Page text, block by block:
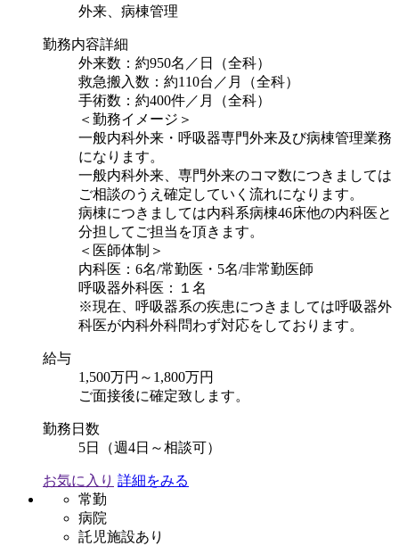
外来、病棟管理
勤務内容詳細
外来数：約950名／日（全科）
救急搬入数：約110台／月（全科）
手術数：約400件／月（全科）
＜勤務イメージ＞
一般内科外来・呼吸器専門外来及び病棟管理業務
になります。
一般内科外来、専門外来のコマ数につきましては
ご相談のうえ確定していく流れになります。
病棟につきましては内科系病棟46床他の内科医と
分担してご担当を頂きます。
＜医師体制＞
内科医：6名/常勤医・5名/非常勤医師
呼吸器外科医：１名
※現在、呼吸器系の疾患につきましては呼吸器外
科医が内科外科問わず対応をしております。
給与
1,500万円～1,800万円
ご面接後に確定致します。
勤務日数
5日（週4日～相談可）
お気に入り 詳細をみる
常勤
病院
託児施設あり